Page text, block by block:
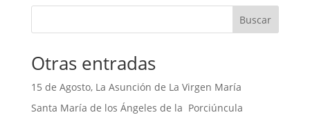
Buscar
Otras entradas
15 de Agosto, La Asunción de La Virgen María
Santa María de los Ángeles de la Porciúncula